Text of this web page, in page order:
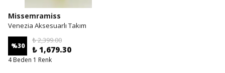
Missemramiss
Venezia Aksesuarlı Takım
%30
₺ 2,399.00
₺ 1,679.30
4 Beden 1 Renk